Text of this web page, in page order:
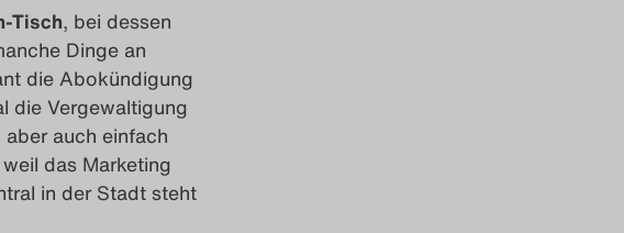
Tisch, bei dessen
Dinge an
die Abokündigung
die Vergewaltigung
auch einfach
das Marketing
in der Stadt steht